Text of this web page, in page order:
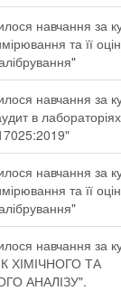
навчання за
та її
навчання за
в
навчання за
та її
навчання за
ХІМІЧНОГО ТА
АНАЛІЗУ".